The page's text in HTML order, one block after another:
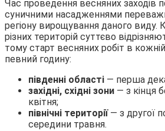
Час проведення весняних заходів
суничними насадженнями
регіону вирощування даного виду.
різних територій суттєво
тому старт весняних робіт в
певний годину:
південні області — перша
західні, східні зони — з кінця
квітня;
північні території— з другої
середини травня.